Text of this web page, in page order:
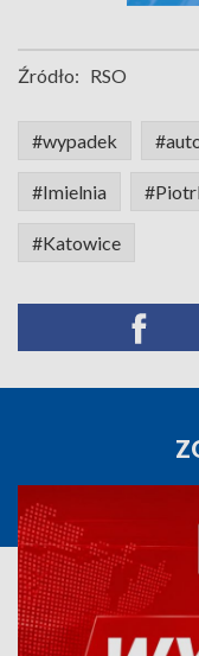
Źródło: RSO
#wypadek
#Imielnia
#Katowice